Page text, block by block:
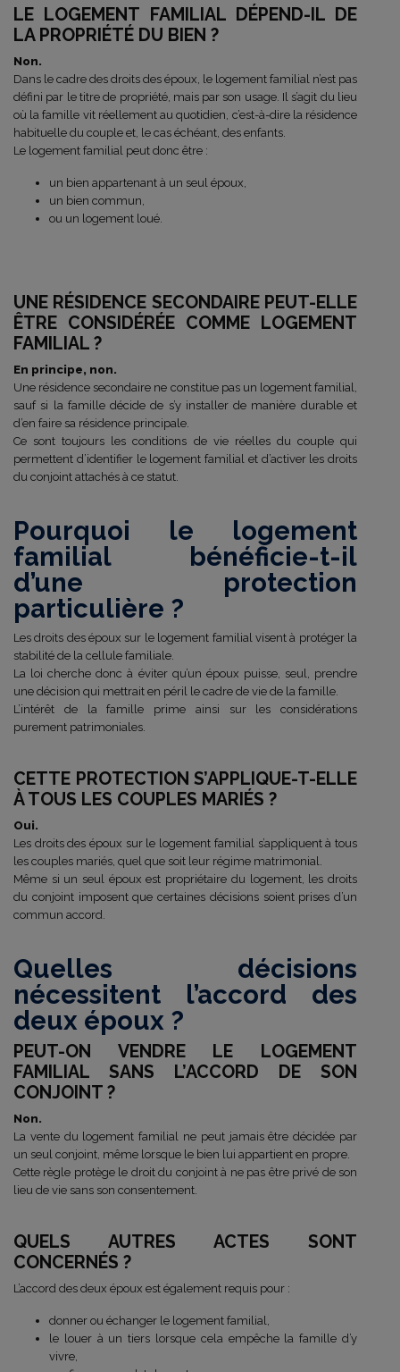
LE LOGEMENT FAMILIAL DÉPEND-IL DE
LA PROPRIÉTÉ DU BIEN ?
Non.
Dans le cadre des droits des époux, le logement familial n’est pas
défini par le titre de propriété, mais par son usage. Il s’agit du lieu
où la famille vit réellement au quotidien, c’est-à-dire la résidence
habituelle du couple et, le cas échéant, des enfants.
Le logement familial peut donc être :
un bien appartenant à un seul époux,
un bien commun,
ou un logement loué.
UNE RÉSIDENCE SECONDAIRE PEUT-ELLE
ÊTRE CONSIDÉRÉE COMME LOGEMENT
FAMILIAL ?
En principe, non.
Une résidence secondaire ne constitue pas un logement familial,
sauf si la famille décide de s’y installer de manière durable et
d’en faire sa résidence principale.
Ce sont toujours les conditions de vie réelles du couple qui
permettent d’identifier le logement familial et d’activer les droits
du conjoint attachés à ce statut.
Pourquoi le logement
familial bénéficie-t-il
d’une protection
particulière ?
Les droits des époux sur le logement familial visent à protéger la
stabilité de la cellule familiale.
La loi cherche donc à éviter qu’un époux puisse, seul, prendre
une décision qui mettrait en péril le cadre de vie de la famille.
L’intérêt de la famille prime ainsi sur les considérations
purement patrimoniales.
CETTE PROTECTION S’APPLIQUE-T-ELLE
À TOUS LES COUPLES MARIÉS ?
Oui.
Les droits des époux sur le logement familial s’appliquent à tous
les couples mariés, quel que soit leur régime matrimonial.
Même si un seul époux est propriétaire du logement, les droits
du conjoint imposent que certaines décisions soient prises d’un
commun accord.
Quelles décisions
nécessitent l’accord des
deux époux ?
PEUT-ON VENDRE LE LOGEMENT
FAMILIAL SANS L’ACCORD DE SON
CONJOINT ?
Non.
La vente du logement familial ne peut jamais être décidée par
un seul conjoint, même lorsque le bien lui appartient en propre.
Cette règle protège le droit du conjoint à ne pas être privé de son
lieu de vie sans son consentement.
QUELS AUTRES ACTES SONT
CONCERNÉS ?
L’accord des deux époux est également requis pour :
donner ou échanger le logement familial,
le louer à un tiers lorsque cela empêche la famille d’y
vivre,